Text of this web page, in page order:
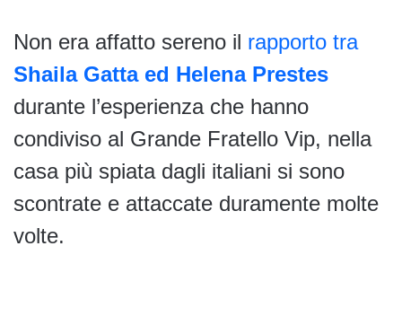
Non era affatto sereno il rapporto tra
Shaila Gatta ed Helena Prestes
durante l’esperienza che hanno
condiviso al Grande Fratello Vip, nella
casa più spiata dagli italiani si sono
scontrate e attaccate duramente molte
volte.